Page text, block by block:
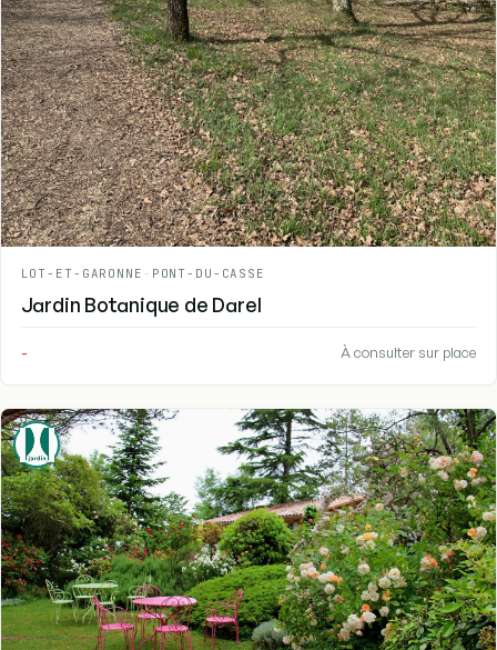
LOT-ET-GARONNE - PONT-DU-CASSE
Jardin Botanique de Darel
- À consulter sur place